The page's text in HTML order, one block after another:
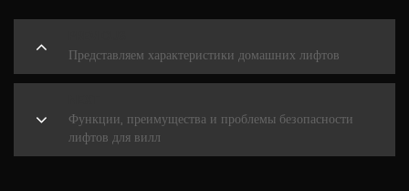
Представляем характеристики домашних лифтов
Функции, преимущества и проблемы безопасности
лифтов для вилл